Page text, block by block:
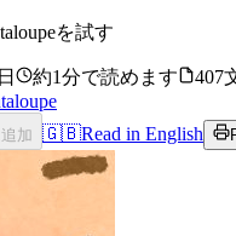
を試す
約1分で読めます
407
加 🇬🇧Read in English